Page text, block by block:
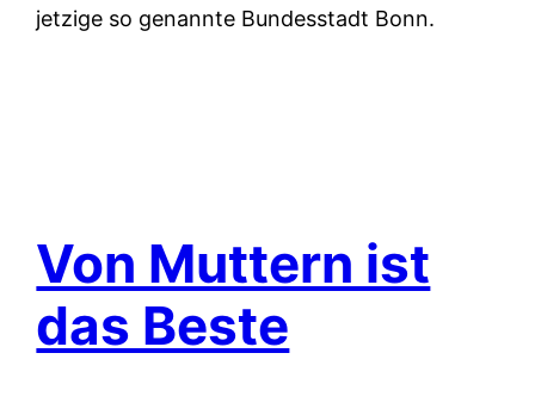
jetzige so genannte Bundesstadt Bonn.
Von Muttern ist
das Beste